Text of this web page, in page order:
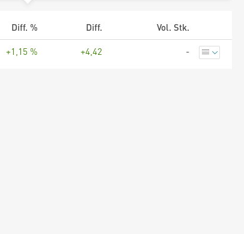
Diff. % Diff.
Vol. Stk.
+1,15 % +4,42 -